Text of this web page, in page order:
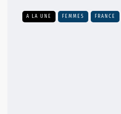
A LA UNE FEMMES FRANCE